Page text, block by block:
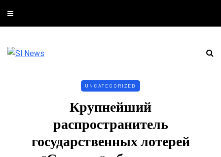
UNCATEGORIZED
Крупнейший
распространитель
государственных лотерей